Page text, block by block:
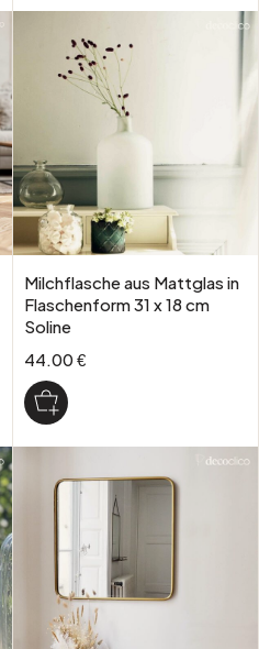
Milchflasche aus Mattglas in
Flaschenform 31 x 18 cm
Soline
44.00 €